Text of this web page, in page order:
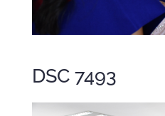
DSC 7493